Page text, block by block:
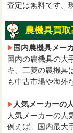
査定は無料です。
農機具買
国内農機具メー
国内の農機具の大
キ、三菱の農機具
も中古市場や海外
人気メーカーの
人気メーカーの人
例えば、国内最大